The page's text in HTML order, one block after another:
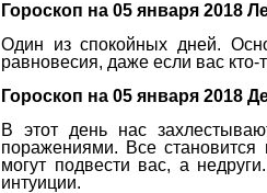
Гороскоп на 05 января 2018
Один из спокойных дней.
равновесия, даже если вас кто-
Гороскоп на 05 января 2018
В этот день нас
поражениями. Все
могут подвести вас, а
интуиции.